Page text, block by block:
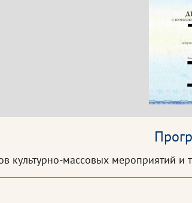
культурно-массовых мероприятий и